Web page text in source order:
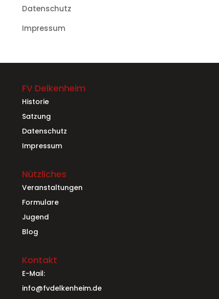
Datenschutz
Impressum
FV Delkenheim
Historie
Satzung
Datenschutz
Impressum
Nützliches
Veranstaltungen
Formulare
Jugend
Blog
Kontakt
E-Mail:
info@fvdelkenheim.de